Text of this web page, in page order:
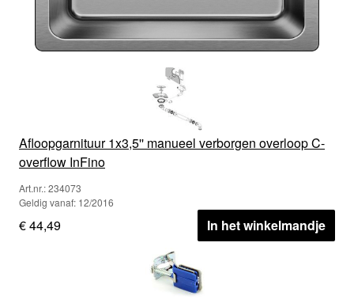
Afloopgarnituur 1x3,5'' manueel verborgen overloop C-
overflow InFino
Art.nr.: 234073
Geldig vanaf: 12/2016
€ 44,49 In het winkelmandje